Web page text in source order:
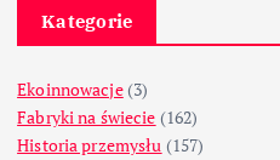
Kategorie
Ekoinnowacje(3)
Fabryki na świecie (162)
Historia przemysłu (157)